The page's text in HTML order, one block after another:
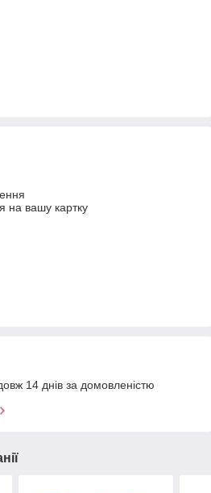
на вашу картку
14 днів за домовленістю